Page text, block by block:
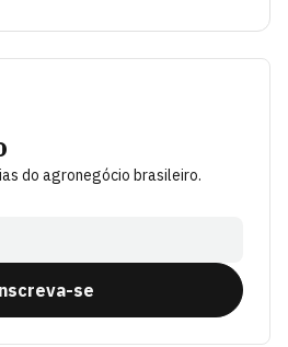
do agronegócio brasileiro.
se